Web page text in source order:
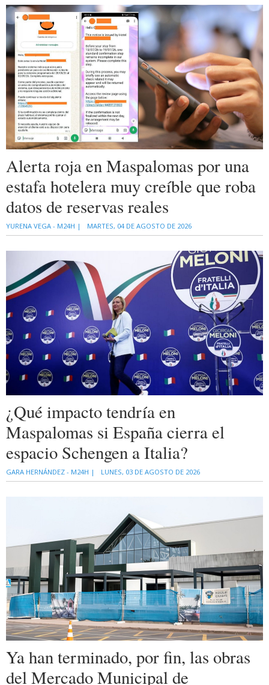
Alerta roja en Maspalomas por una
estafa hotelera muy creíble que roba
datos de reservas reales
YURENA VEGA - M24H | MARTES, 04 DE AGOSTO DE 2026
¿Qué impacto tendría en
Maspalomas si España cierra el
espacio Schengen a Italia?
GARA HERNÁNDEZ - M24H | LUNES, 03 DE AGOSTO DE 2026
Ya han terminado, por fin, las obras
del Mercado Municipal de